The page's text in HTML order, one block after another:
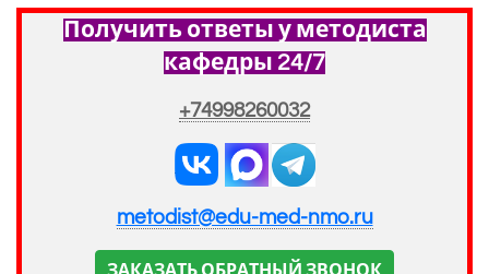
Получить ответы у методиста
кафедры 24/7
+74998260032
metodist@edu-med-nmo.ru
ЗАКАЗАТЬ ОБРАТНЫЙ ЗВОНОК